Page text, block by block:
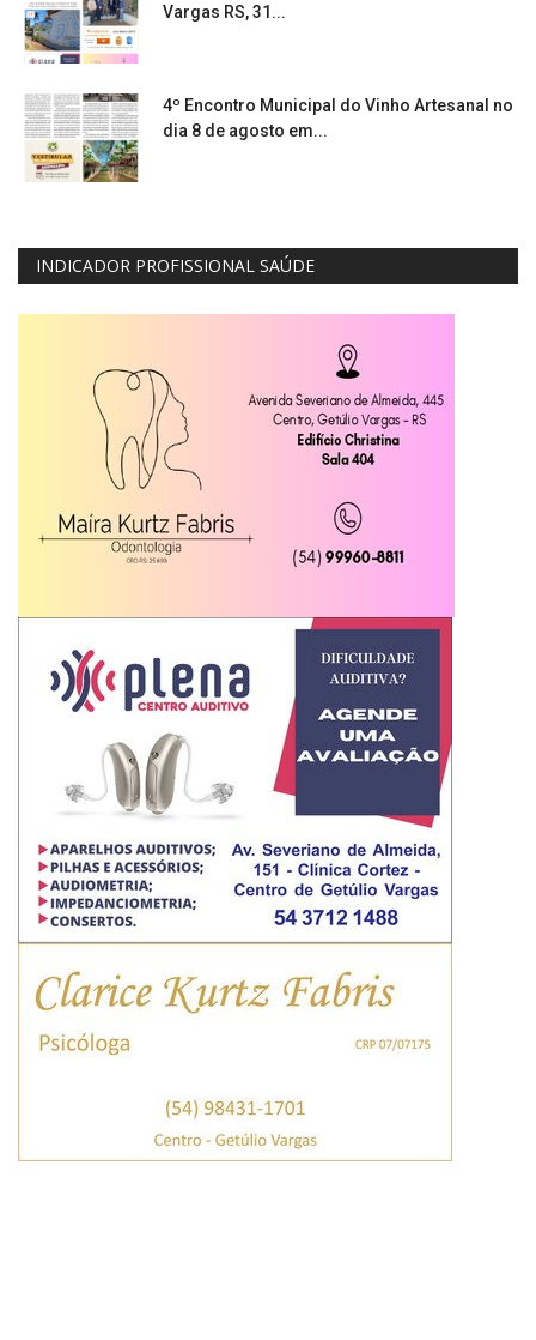
Vargas RS, 31...
4º Encontro Municipal do Vinho Artesanal no
dia 8 de agosto em...
INDICADOR PROFISSIONAL SAÚDE